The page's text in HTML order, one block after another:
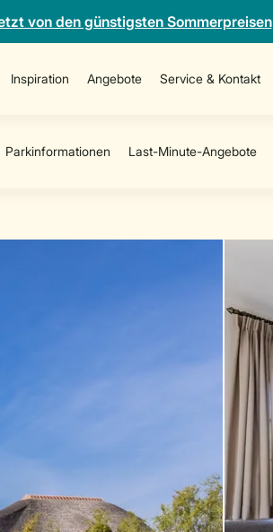
von den günstigsten Sommerpreisen
Inspiration Angebote Service & Kontakt